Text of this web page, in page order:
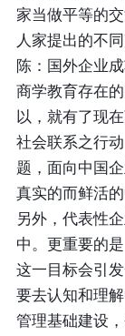
家当做平等的
人家提出的不同
陈：国外企业
商学教育存在
以，就有了现
社会联系之行
题，面向中国
真实的而鲜活的
另外，代表性
中。更重要的
这一目标会引
要去认知和理
管理基础建设，